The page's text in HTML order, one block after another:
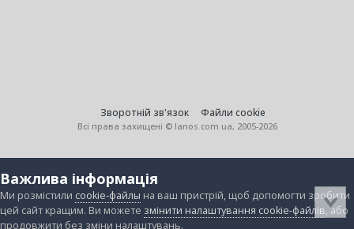
Зворотній зв'язок Файли cookie
Всі права захищені © lanos.com.ua, 2005-2026
Важлива інформація
Ми розмістили cookie-файлы на ваш пристрій, щоб допомогти зробити
цей сайт кращим. Ви можете змінити налаштування cookie-файлів, або
продовжити без зміни налаштувань.